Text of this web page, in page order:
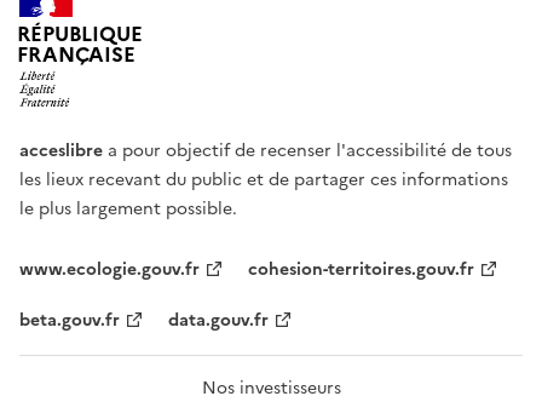
RÉPUBLIQUE
FRANÇAISE
acceslibre a pour objectif de recenser l'accessibilité de tous
les lieux recevant du public et de partager ces informations
le plus largement possible.
www.ecologie.gouv.fr
cohesion-territoires.gouv.fr
beta.gouv.fr
data.gouv.fr
Nos investisseurs